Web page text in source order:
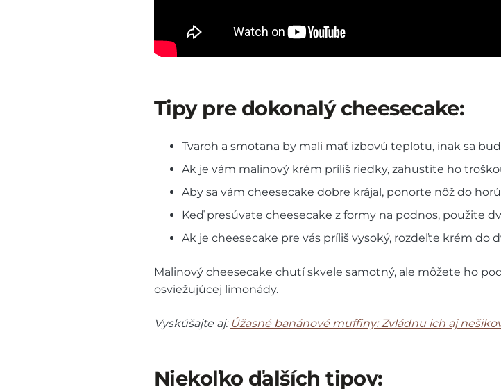
Tipy pre dokonalý cheesecake:
Tvaroh a smotana by mali mať izbovú teplotu, inak sa
Ak je vám malinový krém príliš riedky, zahustite ho
Aby sa vám cheesecake dobre krájal, ponorte nôž do
Keď presúvate cheesecake z formy na podnos, použite
Ak je cheesecake pre vás príliš vysoký, rozdeľte krém do
Malinový cheesecake chutí skvele samotný, ale môžete ho
osviežujúcej limonády.
Vyskúšajte aj: Úžasné banánové muffiny: Zvládnu ich aj
Niekoľko ďalších tipov: